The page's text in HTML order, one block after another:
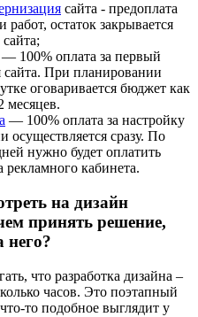
сайта - предоплата
работ, остаток закрывается
— 100% оплата за первый
При планировании
оговаривается бюджет как
месяцев.
— 100% оплата за настройку
осуществляется сразу. По
нужно будет оплатить
рекламного кабинета.
на дизайн
принять решение,
него?
что разработка дизайна –
часов. Это поэтапный
то подобное выглядит у